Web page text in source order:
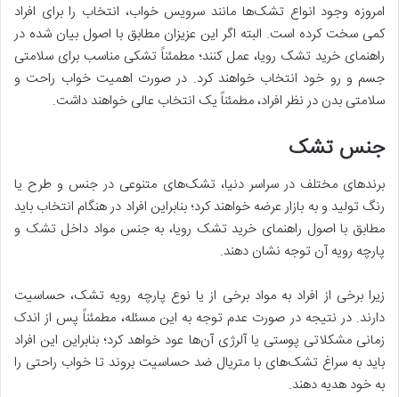
امروزه وجود انواع تشک‌ها مانند سرویس خواب، انتخاب را برای افراد
کمی سخت کرده است. البته اگر این عزیزان مطابق با اصول بیان شده در
راهنمای خرید تشک رویا، عمل کنند؛ مطمئناً تشکی مناسب برای سلامتی
جسم و رو خود انتخاب خواهند کرد. در صورت اهمیت خواب راحت و
سلامتی بدن در نظر افراد، مطمئناً یک انتخاب عالی خواهند داشت.
جنس تشک
برند‌های مختلف در سراسر دنیا، تشک‌های متنوعی در جنس و طرح یا
رنگ تولید و به بازار عرضه خواهند کرد؛ بنابراین افراد در هنگام انتخاب باید
مطابق با اصول راهنمای خرید تشک رویا، به جنس مواد داخل تشک و
پارچه رویه آن توجه نشان دهند.
زیرا برخی از افراد به مواد برخی از یا نوع پارچه رویه تشک، حساسیت
دارند. در نتیجه در صورت عدم توجه به این مسئله، مطمئناً پس از اندک
زمانی مشکلاتی پوستی یا آلرژی آن‌ها عود خواهد کرد؛ بنابراین این افراد
باید به سراغ تشک‌های با متریال ضد حساسیت بروند تا خواب راحتی را
به خود هدیه دهند.